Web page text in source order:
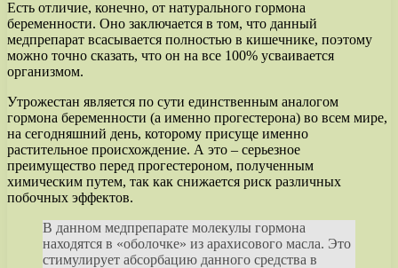
Есть отличие, конечно, от натурального гормона
беременности. Оно заключается в том, что данный
медпрепарат всасывается полностью в кишечнике, поэтому
можно точно сказать, что он на все 100% усваивается
организмом.
Утрожестан является по сути единственным аналогом
гормона беременности (а именно прогестерона) во всем мире,
на сегодняшний день, которому присуще именно
растительное происхождение. А это – серьезное
преимущество перед прогестероном, полученным
химическим путем, так как снижается риск различных
побочных эффектов.
В данном медпрепарате молекулы гормона
находятся в «оболочке» из арахисового масла. Это
стимулирует абсорбацию данного средства в